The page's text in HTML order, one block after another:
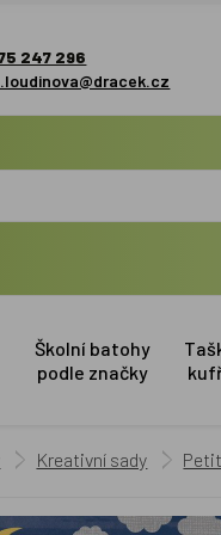
247 296
Školní batohy
podle značky
Kreativní sady